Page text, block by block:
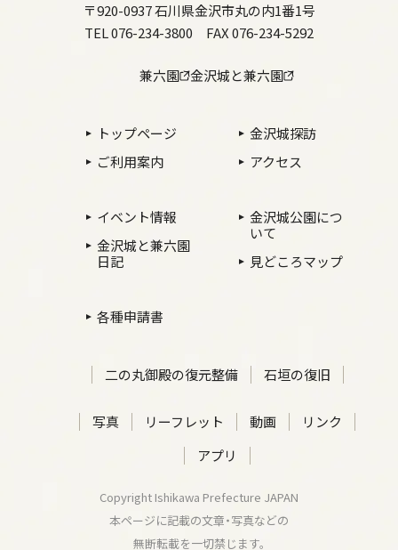
〒920-0937 石川県金沢市丸の内1番1号
TEL 076-234-3800 FAX 076-234-5292
兼六園 金沢城と兼六園
トップページ
ご利用案内
金沢城探訪
アクセス
イベント情報
金沢城と兼六園
日記
金沢城公園につ
いて
見どころマップ
各種申請書
二の丸御殿の復元整備 石垣の復旧
写真 リーフレット 動画
リンク
アプリ
Copyright Ishikawa Prefecture JAPAN
本ページに記載の文章・写真などの
無断転載を一切禁じます。